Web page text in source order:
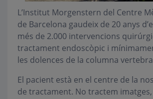
L’Institut Morgenstern del Centre
de Barcelona gaudeix de 20 anys
més de 2.000 intervencions
tractament endoscòpic i
les dolences de la columna
El pacient està en el centre de la
de tractament. No tractem